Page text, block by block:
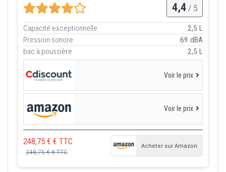
4,4 / 5
Capacité exceptionnelle
2,5 L
Pression sonore
69 dBA
bac à poussière
2,5 L
Voir le prix
Voir le prix
248,75 € € TTC
248,75 € € TTC
Acheter sur Amazon